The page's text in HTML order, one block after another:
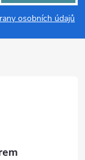
osobních údajů